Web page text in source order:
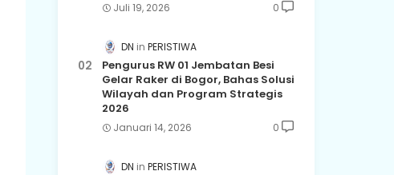
Juli 19, 2026 0
DN PERISTIWA
Pengurus RW 01 Jembatan Besi
Gelar Raker di Bogor, Bahas Solusi
Wilayah dan Program Strategis
2026
Januari 14, 2026 0
DN PERISTIWA